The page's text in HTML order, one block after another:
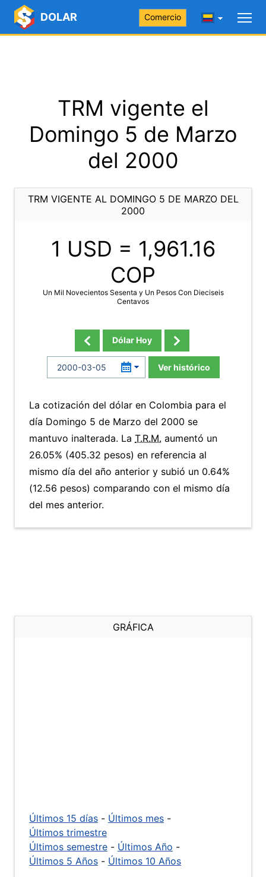
DOLAR Comercio
TRM vigente el
Domingo 5 de Marzo
del 2000
TRM VIGENTE AL DOMINGO 5 DE MARZO DEL
2000
1 USD = 1,961.16
COP
Un Mil Novecientos Sesenta y Un Pesos Con Dieciseis
Centavos
Dólar Hoy
Ver histórico
La cotización del dólar en Colombia para el
día Domingo 5 de Marzo del 2000 se
mantuvo inalterada. La T.R.M. aumentó un
26.05% (405.32 pesos) en referencia al
mismo día del año anterior y subió un 0.64%
(12.56 pesos) comparando con el mismo día
del mes anterior.
GRÁFICA
Últimos 15 días - Últimos mes -
Últimos trimestre
Últimos semestre - Últimos Año -
Últimos 5 Años - Últimos 10 Años